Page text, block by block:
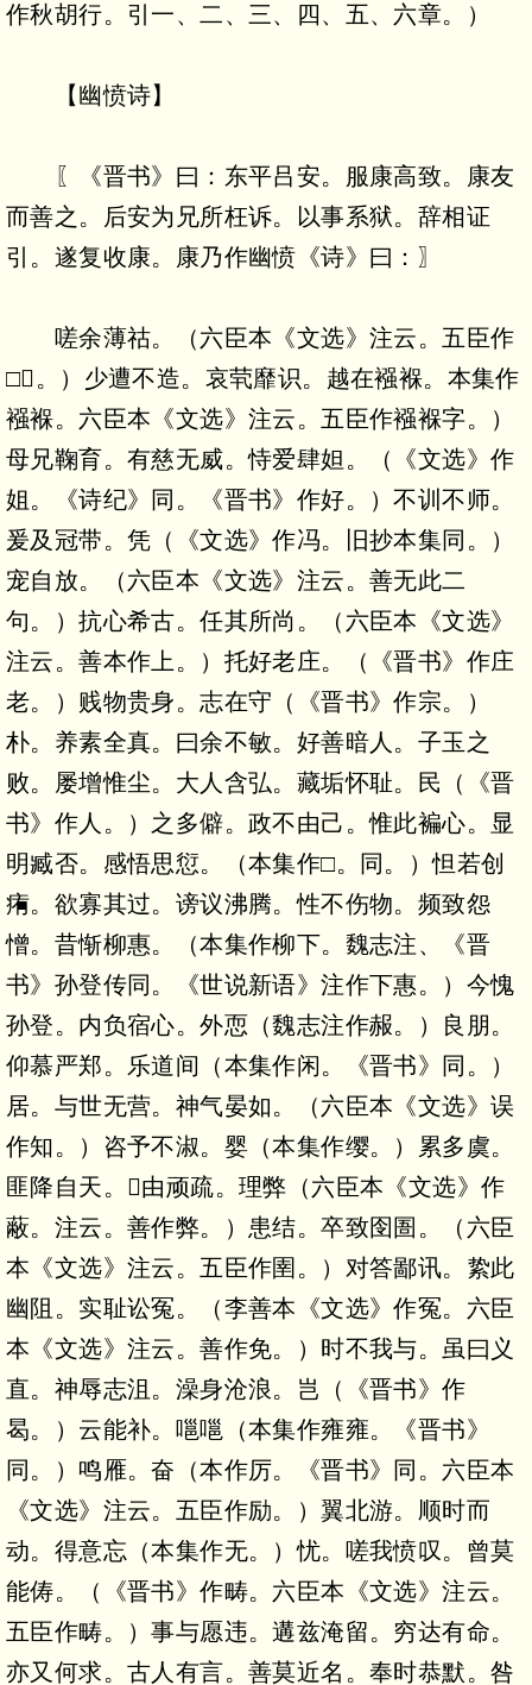
作秋胡行。引一、二、三、四、五、六章。）
【幽愤诗】
〖《晋书》曰：东平吕安。服康高致。康友
而善之。后安为兄所枉诉。以事系狱。辞相证
引。遂复收康。康乃作幽愤《诗》曰：〗
嗟余薄祜。（六臣本《文选》注云。五臣作
□。）少遭不造。哀茕靡识。越在襁褓。本集作
襁褓。六臣本《文选》注云。五臣作襁褓字。）
母兄鞠育。有慈无威。恃爱肆妲。（《文选》作
姐。《诗纪》同。《晋书》作好。）不训不师。
爰及冠带。凭（《文选》作冯。旧抄本集同。）
宠自放。（六臣本《文选》注云。善无此二
句。）抗心希古。任其所尚。（六臣本《文选》
注云。善本作上。）托好老庄。（《晋书》作庄
老。）贱物贵身。志在守（《晋书》作宗。）
朴。养素全真。曰余不敏。好善暗人。子玉之
败。屡增惟尘。大人含弘。藏垢怀耻。民（《晋
书》作人。）之多僻。政不由己。惟此褊心。显
明臧否。感悟思愆。（本集作□。同。）怛若创
痏。欲寡其过。谤议沸腾。性不伤物。频致怨
憎。昔惭柳惠。（本集作柳下。魏志注、《晋
书》孙登传同。《世说新语》注作下惠。）今愧
孙登。内负宿心。外恧（魏志注作赧。）良朋。
仰慕严郑。乐道间（本集作闲。《晋书》同。）
居。与世无营。神气晏如。（六臣本《文选》误
作知。）咨予不淑。婴（本集作缨。）累多虞。
匪降自天。由顽疏。理弊（六臣本《文选》作
蔽。注云。善作弊。）患结。卒致囹圄。（六臣
本《文选》注云。五臣作圉。）对答鄙讯。絷此
幽阻。实耻讼冤。（李善本《文选》作冤。六臣
本《文选》注云。善作免。）时不我与。虽曰义
直。神辱志沮。澡身沧浪。岂（《晋书》作
曷。）云能补。嗈嗈（本集作雍雍。《晋书》
同。）鸣雁。奋（本作厉。《晋书》同。六臣本
《文选》注云。五臣作励。）翼北游。顺时而
动。得意忘（本集作无。）忧。嗟我愤叹。曾莫
能俦。（《晋书》作畴。六臣本《文选》注云。
五臣作畴。）事与愿违。遘兹淹留。穷达有命。
亦又何求。古人有言。善莫近名。奉时恭默。咎